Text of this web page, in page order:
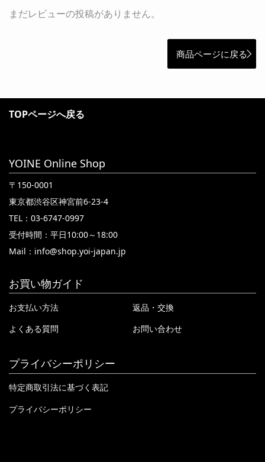
まだレビューの投稿がありません。
商品ページに戻る
TOPページへ戻る
YOINE Online Shop
〒150-0001
東京都渋谷区神宮前6-23-4
TEL：03-6747-0997
受付時間：平日10:00～18:00
Mail： info@shop.yoi-japan.jp
お買い物ガイド
お支払い方法
返品・交換
よくある質問
お問い合わせ
プライバシーポリシー
特定商取引法に基づく表記
プライバシーポリシー